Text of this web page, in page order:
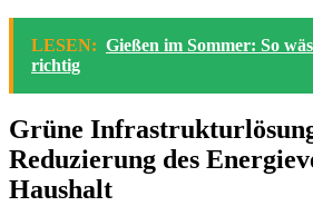
LESEN: Gießen im Sommer: So
richtig
Grüne
Reduzierung des
Haushalt